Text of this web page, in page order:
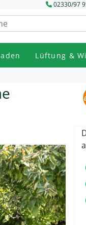
02330/97
Lüftung &